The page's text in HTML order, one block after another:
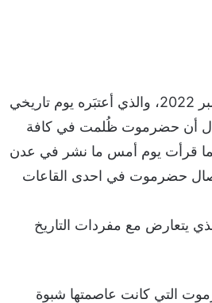
تابعتُ خطاب الشيخ عصام بن حبريش الكثيري يوم 20 ديسمبر 2022، والذي أعتبَره يوم تاريخي
أن حضرموت ظُلمت في كافة
كما قرأت يوم أمس ما نشر في عدن
حضرموت في احدى القاعات
يتعارض مع مفردات التاريخ
التي كانت عاصمتها شبوة